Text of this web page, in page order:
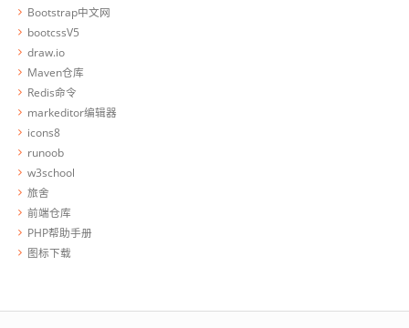
Bootstrap中文网
bootcssV5
draw.io
Maven仓库
Redis命令
markeditor编辑器
icons8
runoob
w3school
旅舍
前端仓库
PHP帮助手册
图标下载